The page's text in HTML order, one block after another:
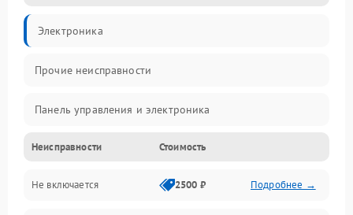
Электроника
Прочие неисправности
Панель управления и электроника
Дверца и корпус
Механика и внутренние элементы
Неисправности Стоимость
Не включается 2500 ₽ Подробнее →